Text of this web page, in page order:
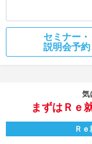
セミナー・
説明会予約
気
まずはＲｅ
Ｒ